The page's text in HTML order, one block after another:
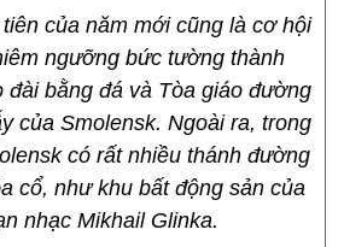
của năm mới cũng là cơ hội
ngưỡng bức tường thành
đài bằng đá và Tòa giáo đường
của Smolensk. Ngoài ra, trong
có rất nhiều thánh đường
cổ, như khu bất động sản của
nhạc Mikhail Glinka.